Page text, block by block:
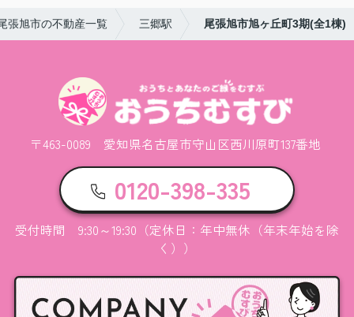
張旭市の不動産一覧 三郷駅 尾張旭市旭ヶ丘町3期(全1棟)
〒463-0089 愛知県名古屋市守山区西川原町137番地
0120-398-335
受付時間 9:30～19:30（定休日：年中無休（年末年始を除
く））